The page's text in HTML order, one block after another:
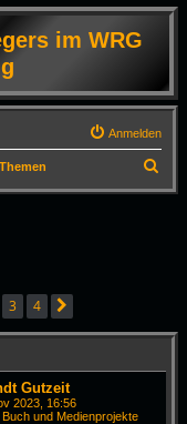
im WRG
Anmelden
u
3 4
Gutzeit
2023, 16:56
und Medienprojekte